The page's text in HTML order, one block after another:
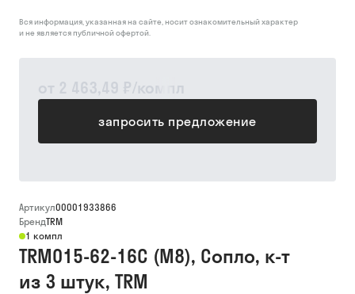
от 2 463,49 ₽/компл
запросить предложение
Вся информация, указанная на сайте, носит ознакомительный характер
и не является публичной офертой.
Артикул00001933866
БрендTRM
1 компл
TRM015-62-16C (М8), Сопло, к-т
из 3 штук, TRM